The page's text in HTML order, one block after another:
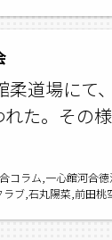
柔道場にて
た。その
コラム,一心館河合徳
ブ,石丸陽菜,前田桃